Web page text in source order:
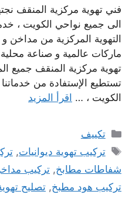
فني تهوية مركزية المنقف
الى جميع نواحي الكويت ،
التهوية المركزية من
ماركات عالمية و صناعة
تهوية مركزية المنقف جميع
تستطيع الإستفادة من
الكويت ، … اقرأ المزيد
التصنيفات
تكييف
الوسوم
تركيب تهوية ديوانيات,
شفاطات مطابخ, تركيب
تركيب هود مطبخ, تصليح